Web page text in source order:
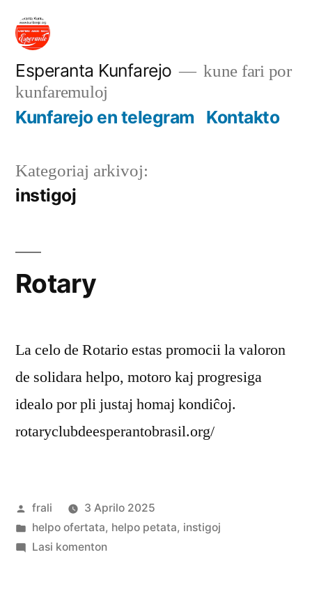
rekte
enhavo
Esperanta Kunfarejo
kune fari por
kunfaremuloj
Kunfarejo en telegram Kontakto
Kategoriaj arkivoj:
instigoj
Rotary
La celo de Rotario estas promocii la valoron
de solidara helpo, motoro kaj progresiga
idealo por pli justaj homaj kondiĉoj.
rotaryclubdeesperantobrasil.org/
Afiŝita
de
frali
3 Aprilo 2025
Afiŝita
en
helpo ofertata, helpo petata, instigoj
Lasi komentonpri